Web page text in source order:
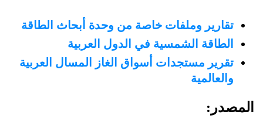
تقارير وملفات خاصة من وحدة أبحاث الطاقة
الطاقة الشمسية في الدول العربية
تقرير مستجدات أسواق الغاز المسال العربية
والعالمية
المصدر: